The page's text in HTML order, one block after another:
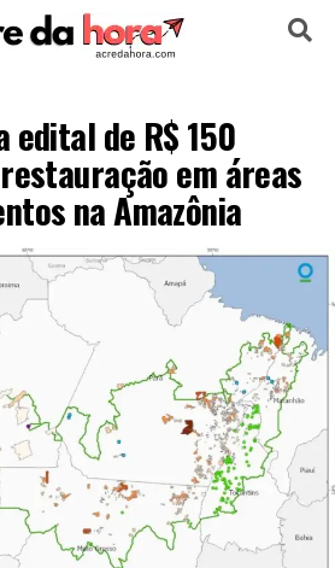
MUNDO
edital de R$ 150
em áreas
na Amazônia